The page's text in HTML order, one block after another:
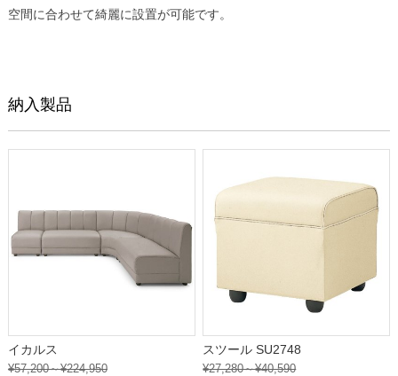
空間に合わせて綺麗に設置が可能です。
納入製品
イカルス
¥57,200～¥224,950
スツール SU2748
¥27,280～¥40,590